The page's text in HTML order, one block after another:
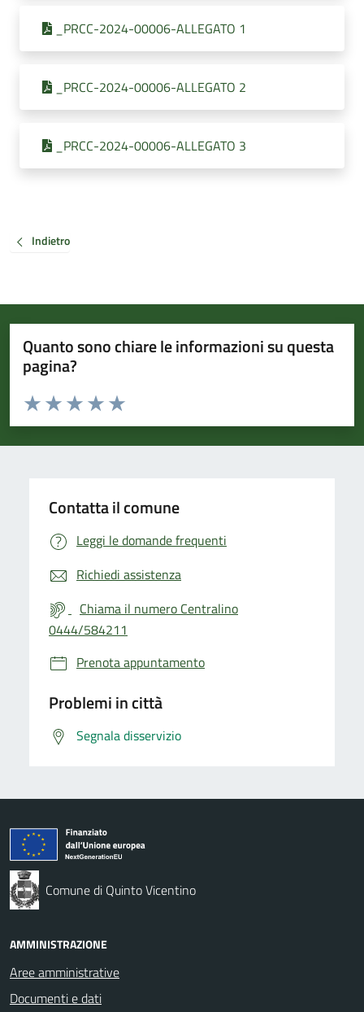
_PRCC-2024-00006-ALLEGATO 1
_PRCC-2024-00006-ALLEGATO 2
_PRCC-2024-00006-ALLEGATO 3
Indietro
Quanto sono chiare le informazioni su questa
pagina?
Valuta da 1 a 5 stelle la pagina
Valuta 5 stelle su 5
Valuta 4 stelle su 5
Valuta 3 stelle su 5
Valuta 2 stelle su 5
Valuta 1 stelle su 5
Contatta il comune
Leggi le domande frequenti
Richiedi assistenza
Chiama il numero Centralino
0444/584211
Prenota appuntamento
Problemi in città
Segnala disservizio
Comune di Quinto Vicentino
AMMINISTRAZIONE
Aree amministrative
Documenti e dati